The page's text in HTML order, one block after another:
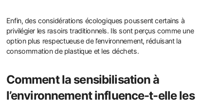
Enfin, des considérations écologiques poussent certains à
privilégier les rasoirs traditionnels. Ils sont perçus comme une
option plus respectueuse de l’environnement, réduisant la
consommation de plastique et les déchets.
Comment la sensibilisation à
l’environnement influence-t-elle les